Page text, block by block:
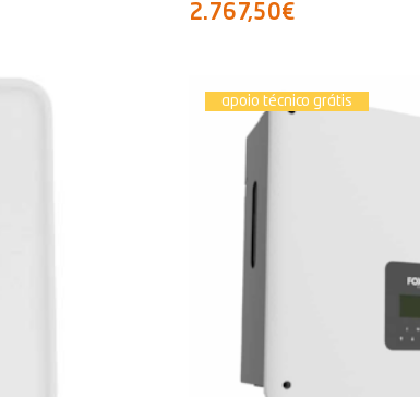
2.767,50€
apoio técnico grátis